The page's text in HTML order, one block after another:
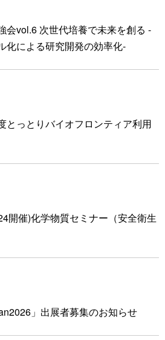
会vol.6 次世代培養で未来を創る -
化による研究開発の効率化-
とっとりバイオフロンティア利用
開催)化学物質セミナー（安全衛生
」出展者募集のお知らせ